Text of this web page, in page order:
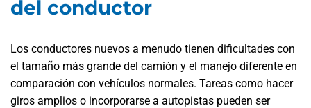
del conductor
Los conductores nuevos a menudo tienen dificultades con
el tamaño más grande del camión y el manejo diferente en
comparación con vehículos normales. Tareas como hacer
giros amplios o incorporarse a autopistas pueden ser